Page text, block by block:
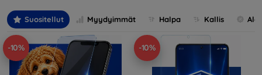
Suositellut Myydyimmät Halpa Kallis
-10% -10%